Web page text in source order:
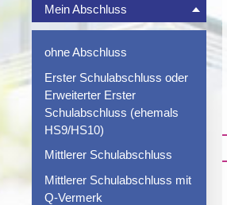
Mein Abschluss
ohne Abschluss
Erster Schulabschluss oder
Erweiterter Erster
Schulabschluss (ehemals
HS9/HS10)
Mittlerer Schulabschluss
Mittlerer Schulabschluss mit
Q-Vermerk